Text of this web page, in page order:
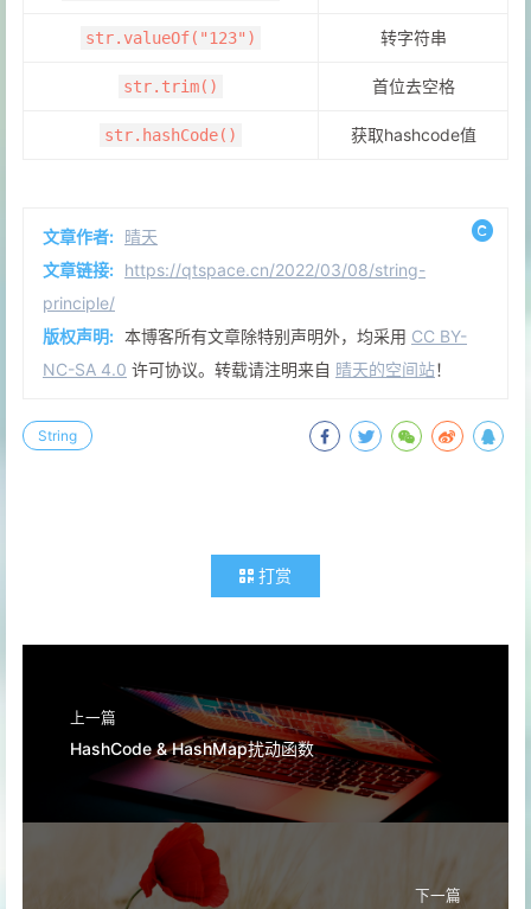
str.valueOf("123") 转字符串
str.trim() 首位去空格
str.hashCode() 获取hashcode值
文章作者: 晴天
文章链接: https://qtspace.cn/2022/03/08/string-
principle/
版权声明: 本博客所有文章除特别声明外，均采用 CC BY-
NC-SA 4.0 许可协议。转载请注明来自 晴天的空间站！
String
打赏
上一篇
HashCode & HashMap扰动函数
下一篇